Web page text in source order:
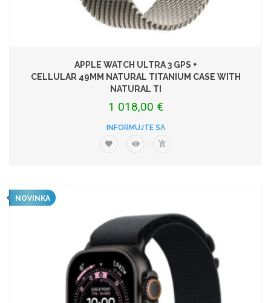
APPLE WATCH ULTRA 3 GPS +
CELLULAR 49MM NATURAL TITANIUM CASE WITH
NATURAL TI
1 018,00 €
INFORMUJTE SA
NOVINKA